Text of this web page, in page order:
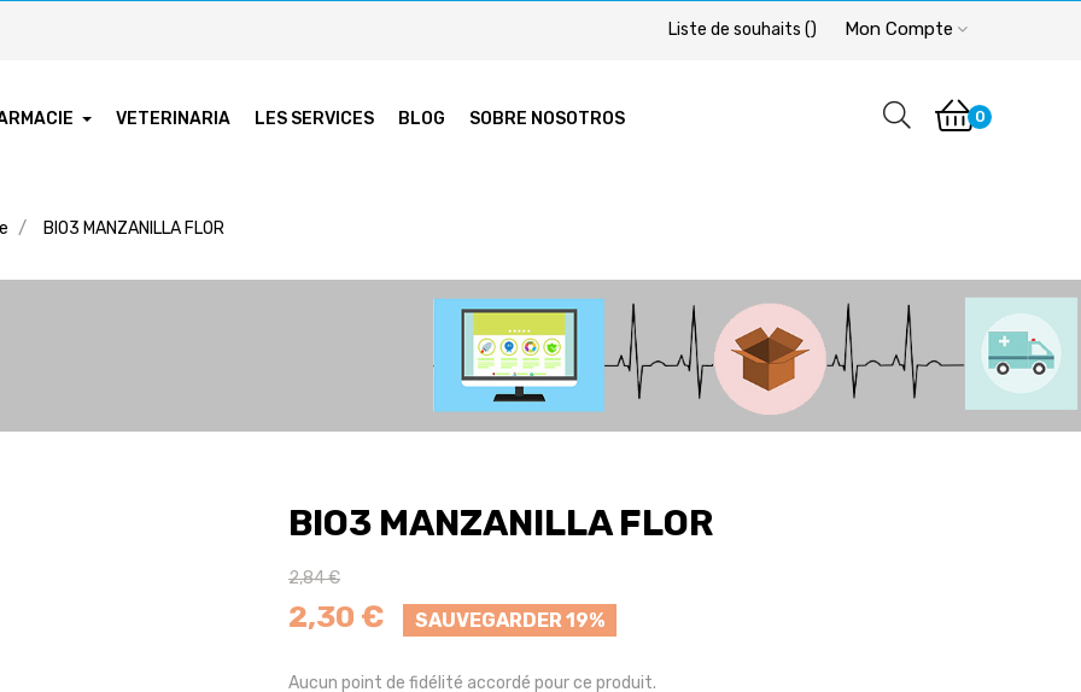
Mon Compte
Liste de souhaits ()
VETERINARIA LES SERVICES BLOG SOBRE NOSOTROS 0
BIO3 MANZANILLA FLOR
BIO3 MANZANILLA FLOR
2,84 €
2,30 € SAUVEGARDER 19%
Aucun point de fidélité accordé pour ce produit.